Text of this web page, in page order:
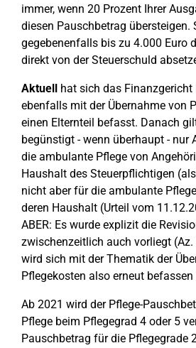
immer, wenn 20 Prozent Ihrer
diesen Pauschbetrag übersteigen.
gegebenenfalls bis zu 4.000 Euro
direkt von der Steuerschuld
Aktuell hat sich das Finanzgericht
ebenfalls mit der Übernahme von
einen Elternteil befasst. Danach
begünstigt - wenn überhaupt - nur
die ambulante Pflege von
Haushalt des Steuerpflichtigen
nicht aber für die ambulante
deren Haushalt (Urteil vom
ABER: Es wurde explizit die
zwischenzeitlich auch vorliegt (Az.
wird sich mit der Thematik der
Pflegekosten also erneut befassen
Ab 2021 wird der Pflege-
Pflege beim Pflegegrad 4 oder 5
Pauschbetrag für die Pflegegrade